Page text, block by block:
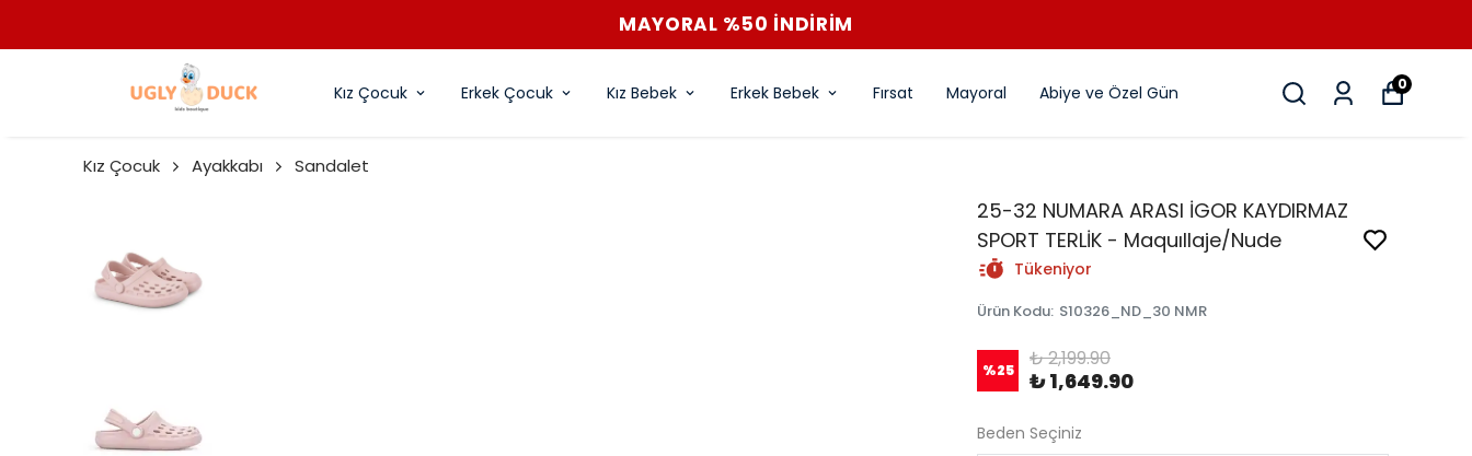
Kız Çocuk Erkek Çocuk Kız Bebek Erkek Bebek Fırsat Mayoral Abiye ve Özel Gün 0
Kız Çocuk Ayakkabı Sandalet
25-32 NUMARA ARASI İGOR KAYDIRMAZ
SPORT TERLİK - Maquıllaje/Nude
Tükeniyor
Ürün Kodu: S10326_ND_30 NMR
%25 ₺ 2,199.90
₺ 1,649.90
Beden Seçiniz